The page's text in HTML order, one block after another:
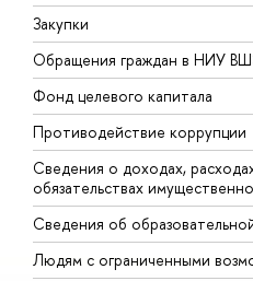
Закупки
Обращения граждан в НИУ
Фонд целевого капитала
Противодействие коррупции
Сведения о доходах,
обязательствах
Сведения об
Людям с ограниченными